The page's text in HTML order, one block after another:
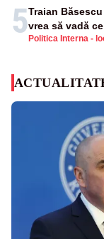
5 Politica Interna -
Traian
vrea să vadă